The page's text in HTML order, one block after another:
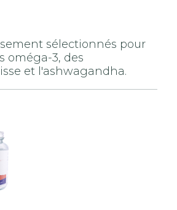
sélectionnés pour
oméga-3, des
et l'ashwagandha.